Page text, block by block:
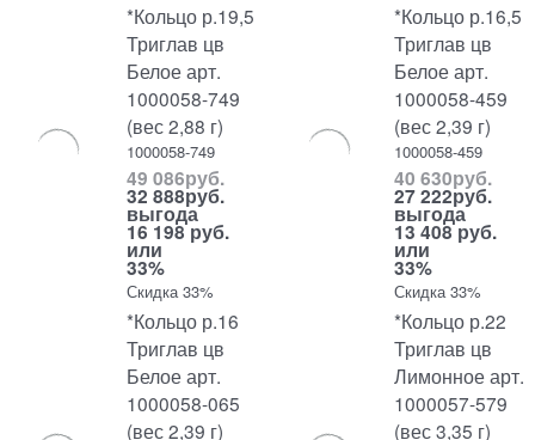
*Кольцо р.19,5
Триглав цв
Белое арт.
1000058-749
(вес 2,88 г)
1000058-749
49 086руб.
32 888руб.
выгода
16 198 руб.
или
33%
Скидка 33%
*Кольцо р.16,5
Триглав цв
Белое арт.
1000058-459
(вес 2,39 г)
1000058-459
40 630руб.
27 222руб.
выгода
13 408 руб.
или
33%
Скидка 33%
*Кольцо р.16
Триглав цв
Белое арт.
1000058-065
(вес 2,39 г)
*Кольцо р.22
Триглав цв
Лимонное арт.
1000057-579
(вес 3,35 г)